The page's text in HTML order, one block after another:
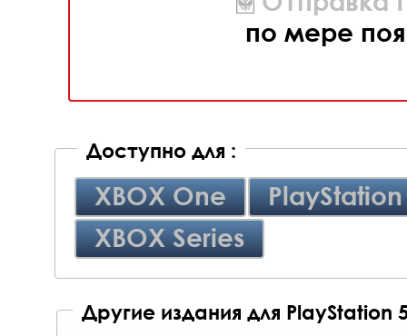
по мере
Доступно для :
XBOX One
XBOX Series
Другие издания для PlayStation